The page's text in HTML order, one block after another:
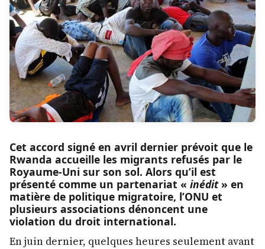
Cet accord signé en avril dernier prévoit que le
Rwanda accueille les migrants refusés par le
Royaume-Uni sur son sol. Alors qu’il est
présenté comme un partenariat « inédit» en
matière de politique migratoire, l’ONU et
plusieurs associations dénoncent une
violation du droit international.
En juin dernier, quelques heures seulement avant